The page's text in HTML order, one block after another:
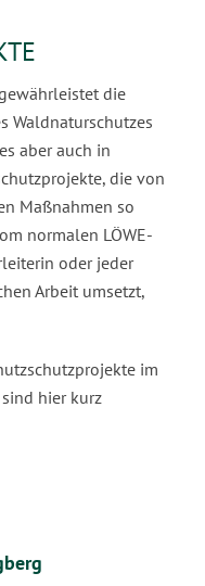
die
Waldnaturschutzes
aber auch in
die von
Maßnahmen so
normalen LÖWE-
oder jeder
Arbeit umsetzt,
im
hier kurz